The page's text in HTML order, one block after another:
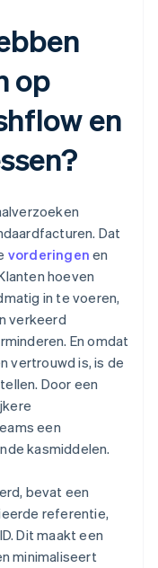
op
en
Dat
vorderingen en
hoeven
in te voeren,
verkeerd
En omdat
vertrouwd is, is de
Door een
een
kasmiddelen.
bevat een
referentie,
Dit maakt een
minimaliseert